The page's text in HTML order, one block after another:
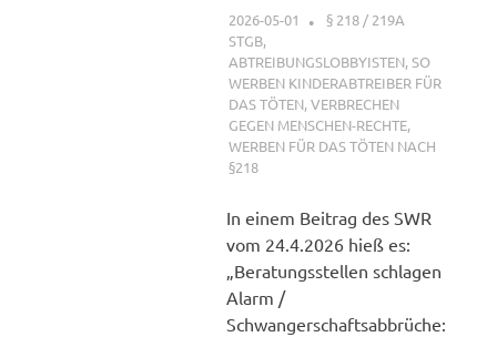
2026-05-01 XX
§ 218 / 219A
STGB,
ABTREIBUNGSLOBBYISTEN,SO
WERBEN KINDERABTREIBER FÜR
DAS TÖTEN,VERBRECHEN
GEGEN MENSCHEN-RECHTE,
WERBEN FÜR DAS TÖTEN NACH
§218
In einem Beitrag des SWR
vom 24.4.2026 hieß es:
„Beratungsstellen schlagen
Alarm /
Schwangerschaftsabbrüche: